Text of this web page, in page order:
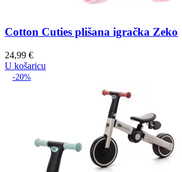
Cotton Cuties plišana igračka Zeko
24,99 €
U košaricu
-20%